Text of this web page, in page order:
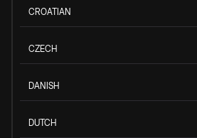
CROATIAN
CZECH
DANISH
DUTCH